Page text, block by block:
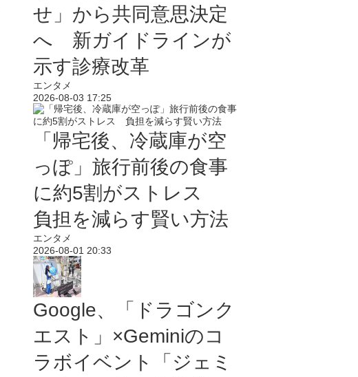
せ」から共同意思決定
へ 新ガイドラインが
示す診療改革
エンタメ
2026-08-03 17:25
「帰宅後、冷蔵庫が空
っぽ」旅行前後の食事
に約5割がストレス
負担を減らす賢い方法
エンタメ
2026-08-01 20:33
Google、「ドラゴンク
エスト」×Geminiのコ
ラボイベント「ジェミ